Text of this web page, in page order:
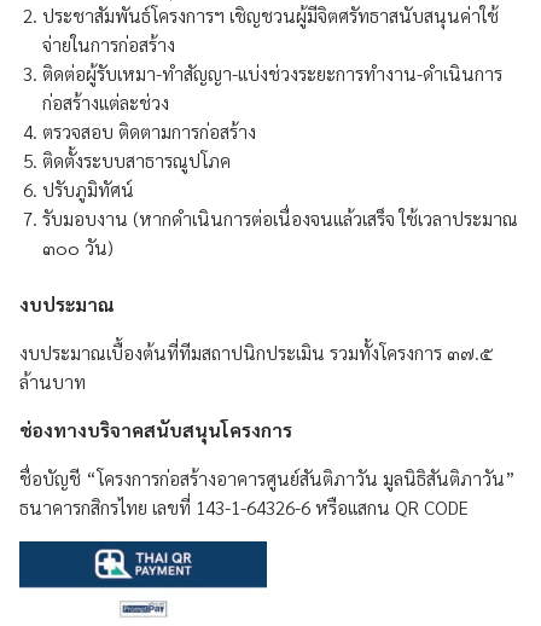
ประชาสัมพันธ์โครงการฯ เชิญชวนผู้มีจิตศรัทธาสนับสนุนค่าใช้
จ่ายในการก่อสร้าง
ติดต่อผู้รับเหมา-ทำสัญญา-แบ่งช่วงระยะการทำงาน-ดำเนินการ
ก่อสร้างแต่ละช่วง
ตรวจสอบ ติดตามการก่อสร้าง
ติดตั้งระบบสาธารณูปโภค
ปรับภูมิทัศน์
รับมอบงาน (หากดำเนินการต่อเนื่องจนแล้วเสร็จ ใช้เวลาประมาณ
๓๐๐ วัน)
งบประมาณ
งบประมาณเบื้องต้นที่ทีมสถาปนิกประเมิน รวมทั้งโครงการ ๓๗.๕
ล้านบาท
ช่องทางบริจาคสนับสนุนโครงการ
ชื่อบัญชี “โครงการก่อสร้างอาคารศูนย์สันติภาวัน มูลนิธิสันติภาวัน”
ธนาคารกสิกรไทย เลขที่ 143-1-64326-6 หรือแสกน QR CODE